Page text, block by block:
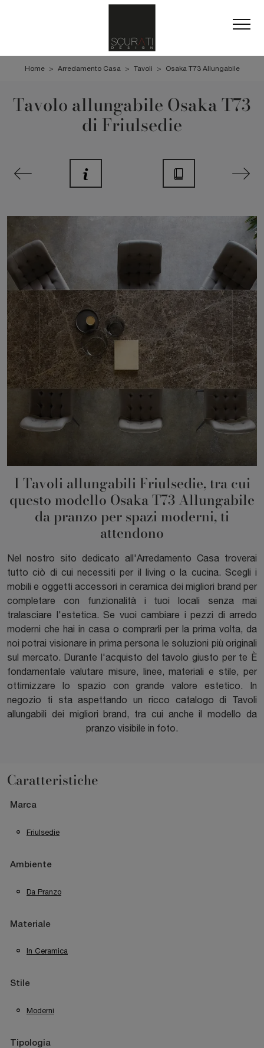
Home > Arredamento Casa > Tavoli > Osaka T73 Allungabile
Tavolo allungabile Osaka T73
di Friulsedie
I Tavoli allungabili Friulsedie, tra cui
questo modello Osaka T73 Allungabile
da pranzo per spazi moderni, ti
attendono
Nel nostro sito dedicato all'Arredamento Casa troverai
tutto ciò di cui necessiti per il living o la cucina. Scegli i
mobili e oggetti accessori in ceramica dei migliori brand per
completare con funzionalità i tuoi locali senza mai
tralasciare l'estetica. Se vuoi cambiare i pezzi di arredo
moderni che hai in casa o comprarli per la prima volta, da
noi potrai visionare in prima persona le soluzioni più originali
sul mercato. Durante l'acquisto del tavolo giusto per te È
fondamentale valutare misure, linee, materiali e stile, per
ottimizzare lo spazio con grande valore estetico. In
negozio ti sta aspettando un ricco catalogo di Tavoli
allungabili dei migliori brand, tra cui anche il modello da
pranzo visibile in foto.
Caratteristiche
Marca
Friulsedie
Ambiente
Da Pranzo
Materiale
In Ceramica
Stile
Moderni
Tipologia